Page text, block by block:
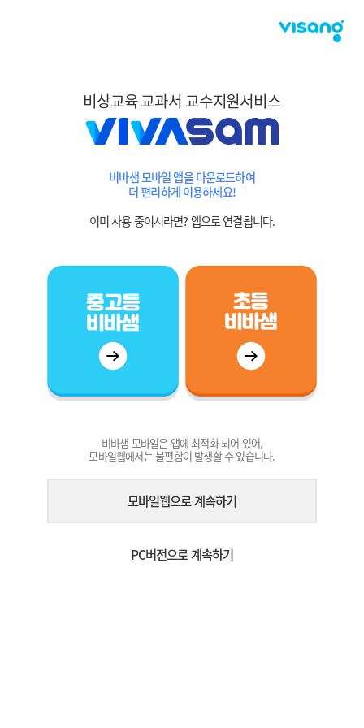
비상교육 교과서 교수지원서비스
비바샘 모바일 앱을 다운로드하여
더 편리하게 이용하세요!
이미 사용 중이시라면? 앱으로 연결됩니다.
비바샘 모바일은 앱에 최적화 되어 있어,
모바일웹에서는 불편함이 발생할 수 있습니다.
모바일웹으로 계속하기
PC버전으로 계속하기